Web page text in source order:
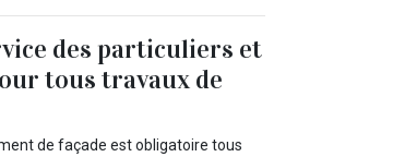
des particuliers et
tous travaux de
de façade est obligatoire tous